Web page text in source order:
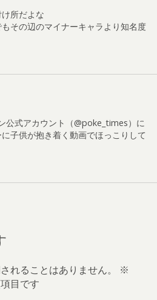
所だよな
その辺のマイナーキャラより知名度
公式アカウント（@poke_times）に
子供が抱き着く動画でほっこりして
れることはありません。
※
目です